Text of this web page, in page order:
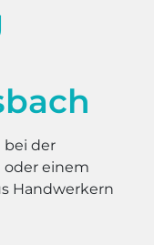
bei der
einem
Handwerkern